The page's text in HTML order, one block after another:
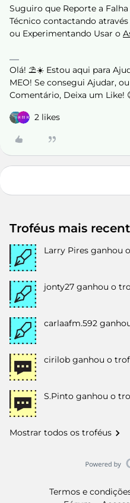
Suguiro que Reporte a
Técnico contactando através
ou Experimentando Usar o
Olá! ⛱️☀️ Estou aqui para
MEO! Se consegui Ajudar,
Comentário, Deixa um Like!
2 likes
Troféus mais
Larry Pires ganhou
jonty27 ganhou o
carlaafm.592
cirilob ganhou o
S.Pinto ganhou o
Mostrar todos os troféus
Termos e